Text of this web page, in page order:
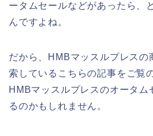
ータムセールなどがあったら、
んですよね。
だから、HMBマッスルプレスの
索しているこちらの記事をご覧
HMBマッスルプレスのオータム
るのかもしれません。